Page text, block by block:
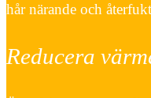
hår närande och
Reducera